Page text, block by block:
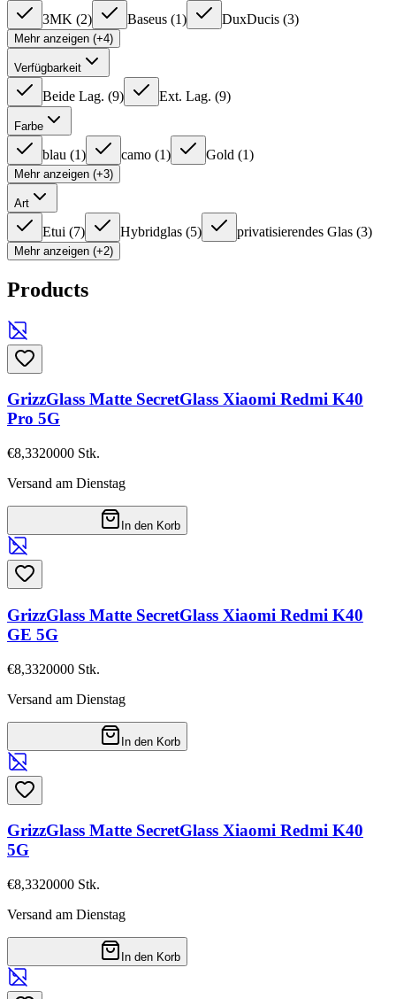
3MK (2) Baseus (1) DuxDucis (3)
Mehr anzeigen (+4)
Verfügbarkeit
Beide Lag. (9) Ext. Lag. (9)
Farbe
blau (1) camo (1) Gold (1)
Mehr anzeigen (+3)
Art
Etui (7) Hybridglas (5) privatisierendes Glas (3)
Mehr anzeigen (+2)
Products
GrizzGlass Matte SecretGlass Xiaomi Redmi K40
Pro 5G
€8,3320000 Stk.
Versand am Dienstag
In den Korb
GrizzGlass Matte SecretGlass Xiaomi Redmi K40
GE 5G
€8,3320000 Stk.
Versand am Dienstag
In den Korb
GrizzGlass Matte SecretGlass Xiaomi Redmi K40
5G
€8,3320000 Stk.
Versand am Dienstag
In den Korb